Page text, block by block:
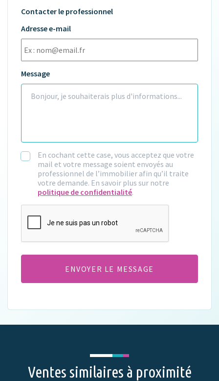
Contacter le professionnel
Adresse e-mail
Message
En cochant cette case, vous acceptez que votre
mail et votre message soient envoyés au
professionnel de l’immobilier afin qu’il traite
votre demande. En savoir plus sur notre
politique de confidentialité.
CAPTCHA
Ventes similaires à proximité